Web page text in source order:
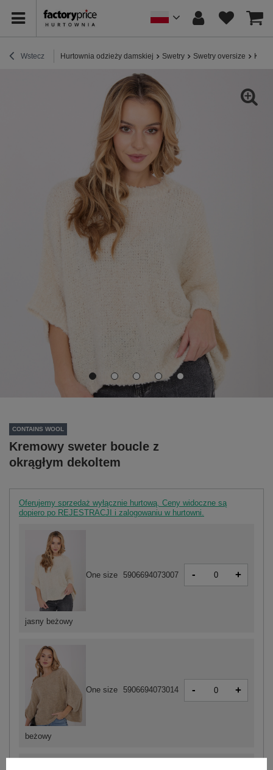
Wstecz Hurtownia odzieży damskiej Swetry Swetry oversize
CONTAINS WOOL
Kremowy sweter boucle z
okrągłym dekoltem
Oferujemy sprzedaż wyłącznie hurtową. Ceny widoczne są
dopiero po REJESTRACJI i zalogowaniu w hurtowni.
beżowy
One size 5906694073014 - +
jasny beżowy
One size 5906694073007 - +